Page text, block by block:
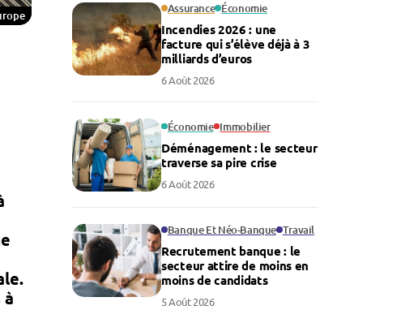
Assurance Économie
Incendies 2026 : une
facture qui s’élève déjà à 3
milliards d’euros
6 Août 2026
Économie Immobilier
Déménagement : le secteur
traverse sa pire crise
6 Août 2026
Banque Et Néo-Banque Travail
Recrutement banque : le
secteur attire de moins en
moins de candidats
5 Août 2026